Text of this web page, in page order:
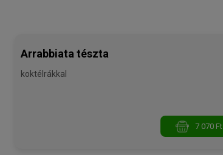
Arrabbiata tészta
koktélrákkal
7 070 Ft